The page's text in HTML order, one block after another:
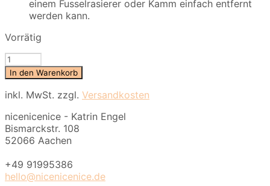
einem Fusselrasierer oder Kamm einfach entfernt
werden kann.
Vorrätig
nice
Merino
Schal
stripes
No
11
Menge
In den Warenkorb
inkl. MwSt. zzgl. Versandkosten
nicenicenice - Katrin Engel
Bismarckstr. 108
52066 Aachen
+49 91995386
hello@nicenicenice.de